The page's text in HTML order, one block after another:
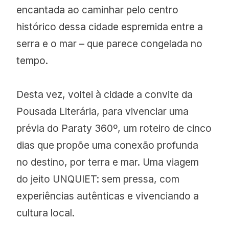
encantada ao caminhar pelo centro
histórico dessa cidade espremida entre a
serra e o mar – que parece congelada no
tempo.
Desta vez, voltei à cidade a convite da
Pousada Literária, para vivenciar uma
prévia do Paraty 360º, um roteiro de cinco
dias que propõe uma conexão profunda
no destino, por terra e mar. Uma viagem
do jeito UNQUIET: sem pressa, com
experiências autênticas e vivenciando a
cultura local.